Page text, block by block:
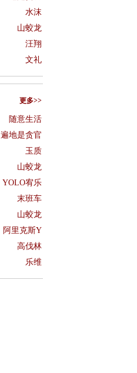
水沫
山蛟龙
汪翔
文礼
更多>>
随意生活
遍地是贪官
玉质
山蛟龙
YOLO宥乐
末班车
山蛟龙
阿里克斯Y
高伐林
乐维